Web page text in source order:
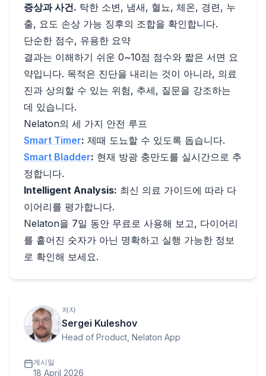
증상과 사건. 탁한 소변, 냄새, 혈뇨, 체온, 경련, 누
출, 요도 손상 가능 징후의 조합을 확인합니다.
단순한 점수, 유용한 요약
결과는 이해하기 쉬운 0~10점 점수와 짧은 서면 요
약입니다. 목적은 진단을 내리는 것이 아니라, 의료
진과 상의할 수 있는 위험, 추세, 질문을 강조하는
데 있습니다.
Nelaton의 세 가지 안전 루프
Smart Timer: 제때 도뇨할 수 있도록 돕습니다.
Smart Bladder: 현재 방광 충만도를 실시간으로 추
정합니다.
Intelligent Analysis: 최신 의료 가이드에 따라 다
이어리를 평가합니다.
Nelaton을 7일 동안 무료로 사용해 보고, 다이어리
를 흩어진 숫자가 아닌 명확하고 실행 가능한 정보
로 확인해 보세요.
저자
Sergei Kuleshov
Head of Product, Nelaton App
게시일
18 April 2026